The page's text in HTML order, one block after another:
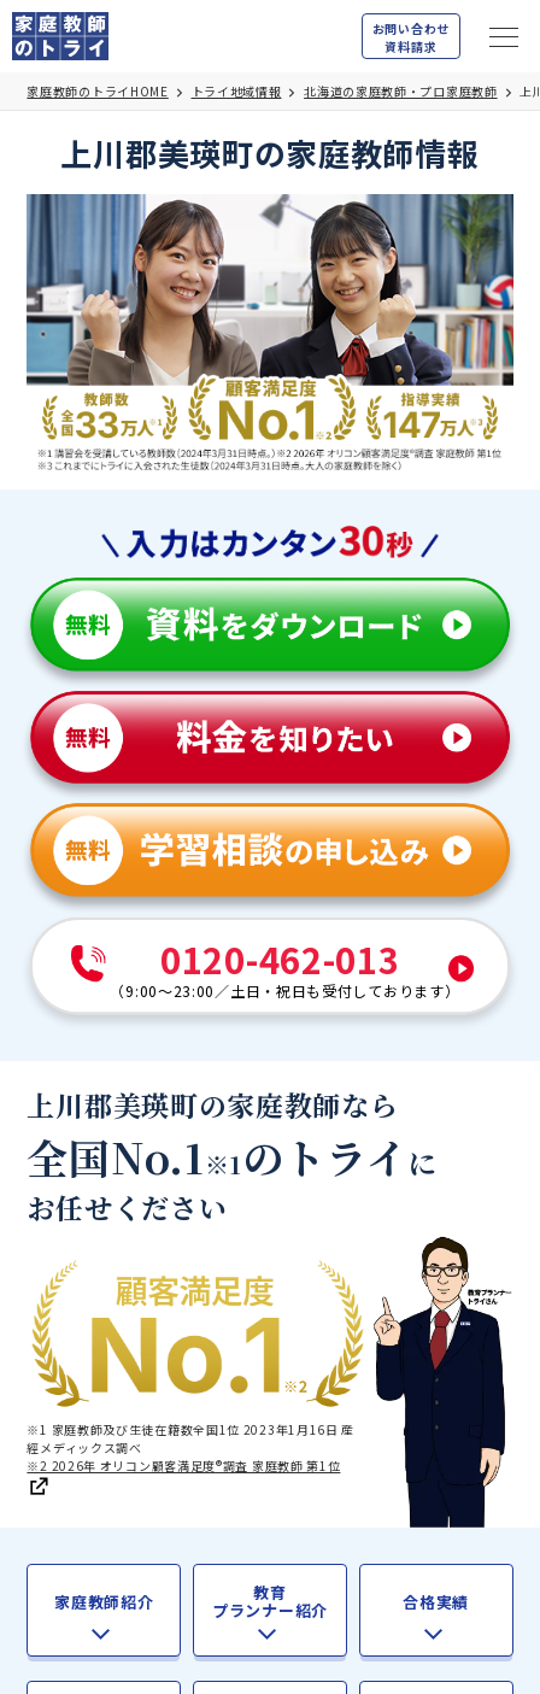
お問い合わせ
資料請求
家庭教師のトライHOME トライ地域情報 北海道の家庭教師・プロ家庭教師 上
上川郡美瑛町の家庭教師情報
0120-462-013
（9:00～23:00／土日・祝日も受付しております）
上川郡美瑛町の家庭教師なら
全国No.1※1のトライ に
お任せください
※1 家庭教師及び生徒在籍数全国1位 2023年1月16日 産
經メディックス調べ
※2 2026年 オリコン顧客満足度®調査 家庭教師 第1位
家庭教師紹介 教育
プランナー紹介 合格実績